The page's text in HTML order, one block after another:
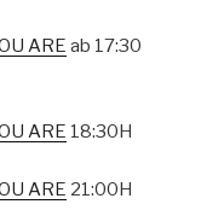
ARE ab 17:30
ARE 18:30H
ARE 21:00H